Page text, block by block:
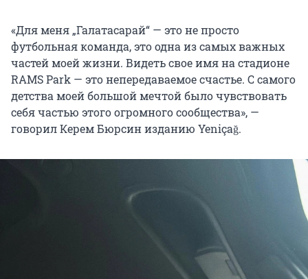
«Для меня „Галатасарай“ — это не просто
футбольная команда, это одна из самых важных
частей моей жизни. Видеть свое имя на стадионе
RAMS Park — это непередаваемое счастье. С самого
детства моей большой мечтой было чувствовать
себя частью этого огромного сообщества», —
говорил Керем Бюрсин изданию Yeniçağ.